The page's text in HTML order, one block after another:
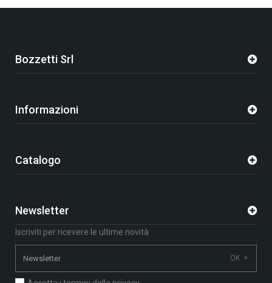
Bozzetti Srl
Informazioni
Catalogo
Newsletter
Iscriviti per ricevere le ultime novità
OK >